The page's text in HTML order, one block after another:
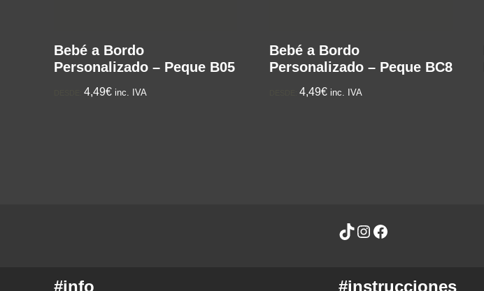
Bebé a Bordo
Personalizado – Peque B05
4,49€ inc. IVA
Bebé a Bordo
Personalizado – Peque BC8
4,49€ inc. IVA
#info #instrucciones